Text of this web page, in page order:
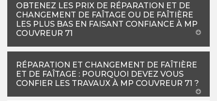
OBTENEZ LES PRIX DE RÉPARATION ET DE
CHANGEMENT DE FAÎTAGE OU DE FAÎTIÈRE
LES PLUS BAS EN FAISANT CONFIANCE À MP
COUVREUR 71
RÉPARATION ET CHANGEMENT DE FAÎTIÈRE
ET DE FAÎTAGE : POURQUOI DEVEZ VOUS
CONFIER LES TRAVAUX À MP COUVREUR 71 ?